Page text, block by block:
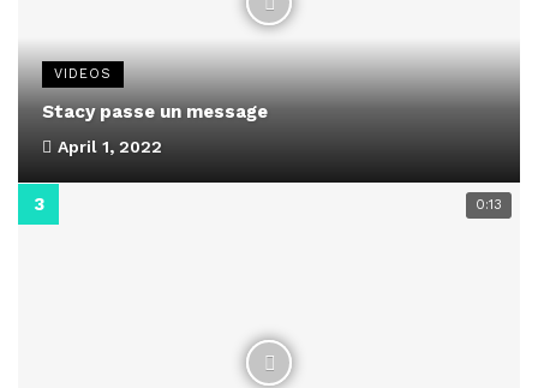
VIDEOS
Stacy passe un message
April 1, 2022
0:13